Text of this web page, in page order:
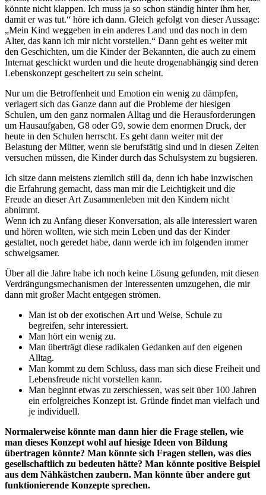
könnte nicht klappen. Ich muss ja so schon ständig hinter ihm her,
damit er was tut.“ höre ich dann. Gleich gefolgt von dieser Aussage:
„Mein Kind weggeben in ein anderes Land und das noch in dem
Alter, das kann ich mir nicht vorstellen.“ Dann geht es weiter mit
den Geschichten, um die Kinder der Bekannten, die auch zu einem
Internat geschickt wurden und die heute drogenabhängig sind deren
Lebenskonzept gescheitert zu sein scheint.
Nur um die Betroffenheit und Emotion ein wenig zu dämpfen,
verlagert sich das Ganze dann auf die Probleme der hiesigen
Schulen, um den ganz normalen Alltag und die Herausforderungen
um Hausaufgaben, G8 oder G9, sowie dem enormen Druck, der
heute in den Schulen herrscht. Es geht dann weiter mit der
Belastung der Mütter, wenn sie berufstätig sind und in diesen Zeiten
versuchen müssen, die Kinder durch das Schulsystem zu bugsieren.
Ich sitze dann meistens ziemlich still da, denn ich habe inzwischen
die Erfahrung gemacht, dass man mir die Leichtigkeit und die
Freude an dieser Art Zusammenleben mit den Kindern nicht
abnimmt.
Wenn ich zu Anfang dieser Konversation, als alle interessiert waren
und hören wollten, wie sich mein Leben und das der Kinder
gestaltet, noch geredet habe, dann werde ich im folgenden immer
schweigsamer.
Über all die Jahre habe ich noch keine Lösung gefunden, mit diesen
Verdrängungsmechanismen der Interessenten umzugehen, die mir
dann mit großer Macht entgegen strömen.
Man ist ob der exotischen Art und Weise, Schule zu
begreifen, sehr interessiert.
Man hört ein wenig zu.
Man überträgt diese radikalen Gedanken auf den eigenen
Alltag.
Man kommt zu dem Schluss, dass man sich diese Freiheit und
Lebensfreude nicht vorstellen kann.
Man beginnt etwas zu zerschiessen, was seit über 100 Jahren
ein erfolgreiches Konzept ist. Gründe findet man vielfach und
je individuell.
Normalerweise könnte man dann hier die Frage stellen, wie
man dieses Konzept wohl auf hiesige Ideen von Bildung
übertragen könnte? Man könnte sich Fragen stellen, was dies
gesellschaftlich zu bedeuten hätte? Man könnte positive Beispiel
aus dem Nähkästchen zaubern. Man könnte über andere gut
funktionierende Konzepte sprechen.